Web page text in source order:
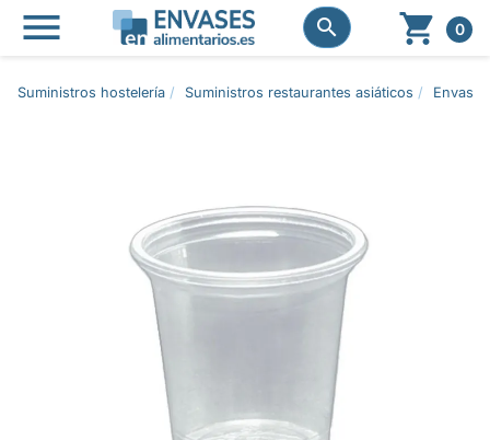
 
  0
Suministros hostelería Suministros restaurantes asiáticos